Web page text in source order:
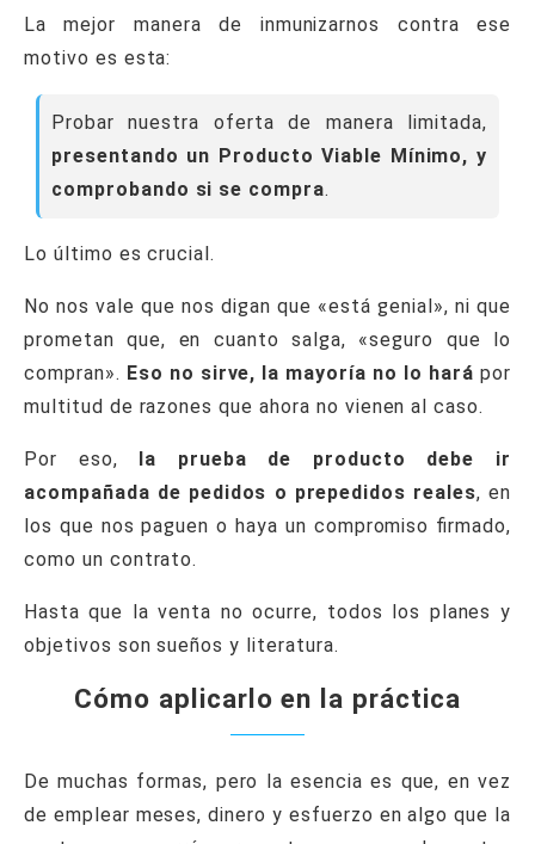
La mejor manera de inmunizarnos contra ese
motivo es esta:
Probar nuestra oferta de manera limitada,
presentando un Producto Viable Mínimo, y
comprobando si se compra.
Lo último es crucial.
No nos vale que nos digan que «está genial», ni que
prometan que, en cuanto salga, «seguro que lo
compran». Eso no sirve, la mayoría no lo hará por
multitud de razones que ahora no vienen al caso.
Por eso,
la prueba de producto debe ir
acompañada de pedidos o prepedidos reales, en
los que nos paguen o haya un compromiso firmado,
como un contrato.
Hasta que la venta no ocurre, todos los planes y
objetivos son sueños y literatura.
Cómo aplicarlo en la práctica
De muchas formas, pero la esencia es que, en vez
de emplear meses, dinero y esfuerzo en algo que la